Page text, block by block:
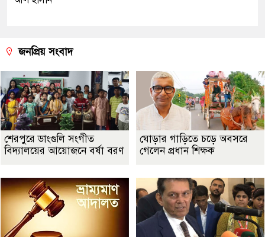
জনপ্রিয় সংবাদ
শেরপুরে ডাংগুলি সংগীত
বিদ্যালয়ের আয়োজনে বর্ষা বরণ
ঘোড়ার গাড়িতে চড়ে অবসরে
গেলেন প্রধান শিক্ষক